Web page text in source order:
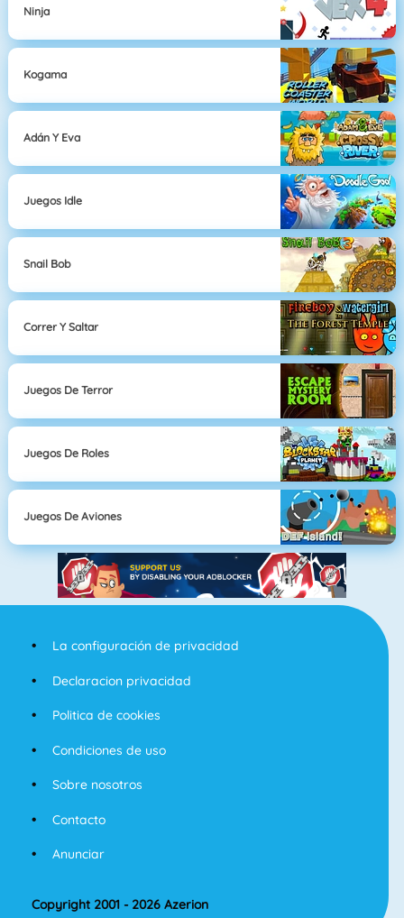
Ninja
Kogama
Adán Y Eva
Juegos Idle
Snail Bob
Correr Y Saltar
Juegos De Terror
Juegos De Roles
Juegos De Aviones
La configuración de privacidad
Declaracion privacidad
Politica de cookies
Condiciones de uso
Sobre nosotros
Contacto
Anunciar
Copyright 2001 - 2026 Azerion